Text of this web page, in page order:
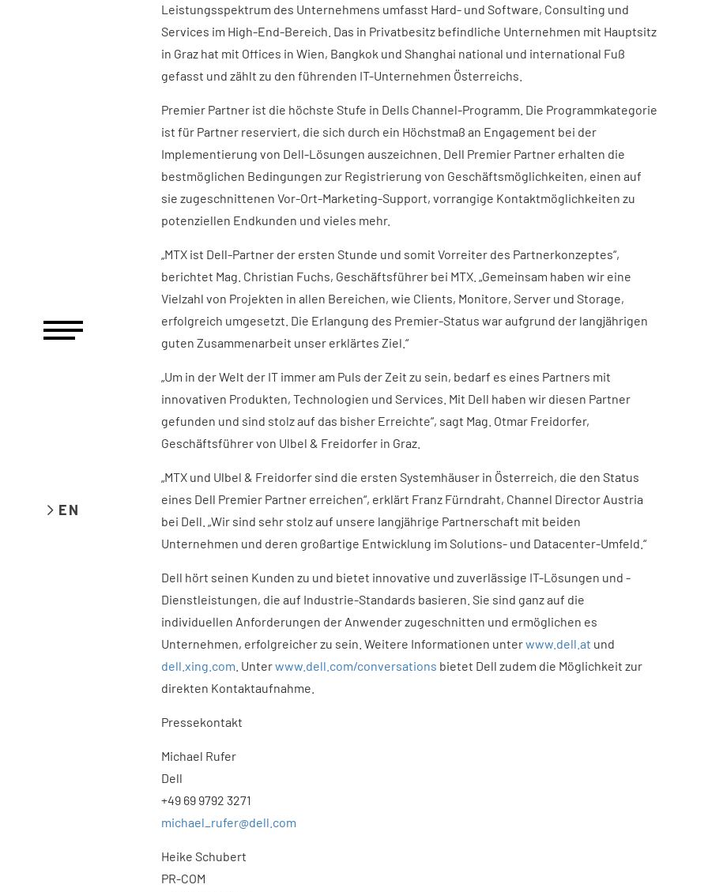
EN
Leistungsspektrum des Unternehmens umfasst Hard- und Software, Consulting und
Services im High-End-Bereich. Das in Privatbesitz befindliche Unternehmen mit Hauptsitz
in Graz hat mit Offices in Wien, Bangkok und Shanghai national und international Fuß
gefasst und zählt zu den führenden IT-Unternehmen Österreichs.
Premier Partner ist die höchste Stufe in Dells Channel-Programm. Die Programmkategorie
ist für Partner reserviert, die sich durch ein Höchstmaß an Engagement bei der
Implementierung von Dell-Lösungen auszeichnen. Dell Premier Partner erhalten die
bestmöglichen Bedingungen zur Registrierung von Geschäftsmöglichkeiten, einen auf
sie zugeschnittenen Vor-Ort-Marketing-Support, vorrangige Kontaktmöglichkeiten zu
potenziellen Endkunden und vieles mehr.
„MTX ist Dell-Partner der ersten Stunde und somit Vorreiter des Partnerkonzeptes“,
berichtet Mag. Christian Fuchs, Geschäftsführer bei MTX. „Gemeinsam haben wir eine
Vielzahl von Projekten in allen Bereichen, wie Clients, Monitore, Server und Storage,
erfolgreich umgesetzt. Die Erlangung des Premier-Status war aufgrund der langjährigen
guten Zusammenarbeit unser erklärtes Ziel.“
„Um in der Welt der IT immer am Puls der Zeit zu sein, bedarf es eines Partners mit
innovativen Produkten, Technologien und Services. Mit Dell haben wir diesen Partner
gefunden und sind stolz auf das bisher Erreichte“, sagt Mag. Otmar Freidorfer,
Geschäftsführer von Ulbel & Freidorfer in Graz.
„MTX und Ulbel & Freidorfer sind die ersten Systemhäuser in Österreich, die den Status
eines Dell Premier Partner erreichen“, erklärt Franz Fürndraht, Channel Director Austria
bei Dell. „Wir sind sehr stolz auf unsere langjährige Partnerschaft mit beiden
Unternehmen und deren großartige Entwicklung im Solutions- und Datacenter-Umfeld.“
Dell hört seinen Kunden zu und bietet innovative und zuverlässige IT-Lösungen und -
Dienstleistungen, die auf Industrie-Standards basieren. Sie sind ganz auf die
individuellen Anforderungen der Anwender zugeschnitten und ermöglichen es
Unternehmen, erfolgreicher zu sein. Weitere Informationen unterwww.dell.at und
dell.xing.com . Unterwww.dell.com/conversations bietet Dell zudem die Möglichkeit zur
direkten Kontaktaufnahme.
Pressekontakt
Michael Rufer
Dell
+49 69 9792 3271
michael_rufer@dell.com
Heike Schubert
PR-COM